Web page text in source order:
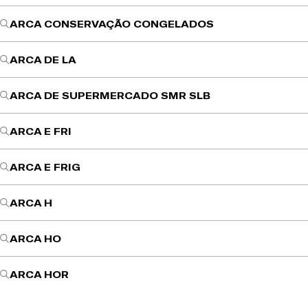
ARCA CONSERVAÇÃO CONGELADOS
ARCA DE LA
ARCA DE SUPERMERCADO SMR SLB
ARCA E FRI
ARCA E FRIG
ARCA H
ARCA HO
ARCA HOR